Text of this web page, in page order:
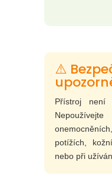
⚠️
Přístroj není
potížích,
nebo při